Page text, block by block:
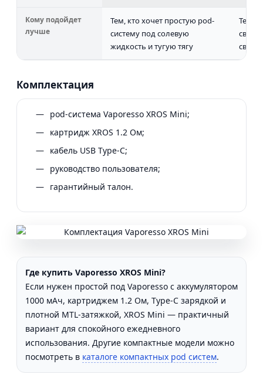
Кому подойдет
лучше
Тем, кто хочет простую pod-
систему под солевую
жидкость и тугую тягу
Тем,
Комплектация
pod-система Vaporesso XROS Mini;
картридж XROS 1.2 Ом;
кабель USB Type-C;
руководство пользователя;
гарантийный талон.
Где купить Vaporesso XROS Mini?
Если нужен простой под Vaporesso с аккумулятором
1000 мАч, картриджем 1.2 Ом, Type-C зарядкой и
плотной MTL-затяжкой, XROS Mini — практичный
вариант для спокойного ежедневного
использования. Другие компактные модели можно
посмотреть в каталоге компактных pod систем.